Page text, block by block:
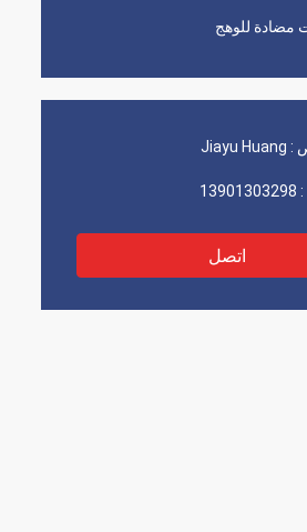
مضادة للوهج
:
Jiayu Huang
13901303298
اتصل